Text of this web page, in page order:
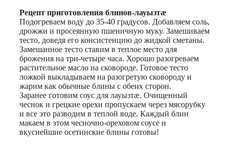
Рецепт приготовления блинов-лауызтæ
Подогреваем воду до 35-40 градусов. Добавляем соль,
дрожжи и просеянную пшеничную муку. Замешиваем
тесто, доведя его консистенцию до жидкой сметаны.
Замешанное тесто ставим в теплое место для
брожения на три-четыре часа. Хорошо разогреваем
растительное масло на сковороде. Готовое тесто
ложкой выкладываем на разогретую сковороду и
жарим как обычные блины с обеих сторон.
Заранее готовим соус для лауызтæ. Очищенный
чеснок и грецкие орехи пропускаем через мясорубку
и все это разводим в теплой воде. Каждый блин
макаем в этом чесночно-ореховом соусе и
вкуснейшие осетинские блины готовы!